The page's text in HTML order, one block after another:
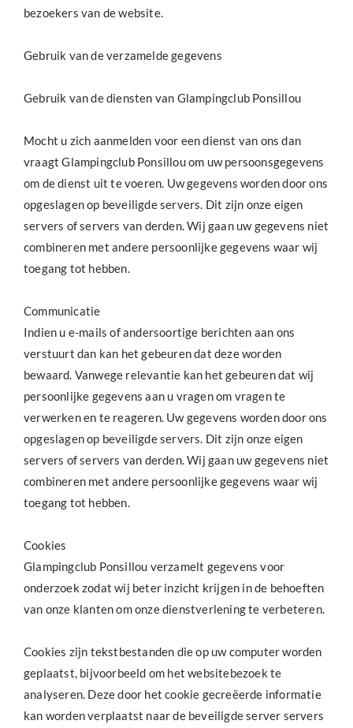
bezoekers van de website.
Gebruik van de verzamelde gegevens
Gebruik van de diensten van Glampingclub Ponsillou
Mocht u zich aanmelden voor een dienst van ons dan
vraagt Glampingclub Ponsillou om uw persoonsgegevens
om de dienst uit te voeren. Uw gegevens worden door ons
opgeslagen op beveiligde servers. Dit zijn onze eigen
servers of servers van derden. Wij gaan uw gegevens niet
combineren met andere persoonlijke gegevens waar wij
toegang tot hebben.
Communicatie
Indien u e-mails of andersoortige berichten aan ons
verstuurt dan kan het gebeuren dat deze worden
bewaard. Vanwege relevantie kan het gebeuren dat wij
persoonlijke gegevens aan u vragen om vragen te
verwerken en te reageren. Uw gegevens worden door ons
opgeslagen op beveiligde servers. Dit zijn onze eigen
servers of servers van derden. Wij gaan uw gegevens niet
combineren met andere persoonlijke gegevens waar wij
toegang tot hebben.
Cookies
Glampingclub Ponsillou verzamelt gegevens voor
onderzoek zodat wij beter inzicht krijgen in de behoeften
van onze klanten om onze dienstverlening te verbeteren.
Cookies zijn tekstbestanden die op uw computer worden
geplaatst, bijvoorbeeld om het websitebezoek te
analyseren. Deze door het cookie gecreëerde informatie
kan worden verplaatst naar de beveiligde server servers